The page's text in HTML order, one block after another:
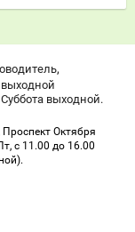
,
выходной
выходной.
Октября
с 11.00 до 16.00